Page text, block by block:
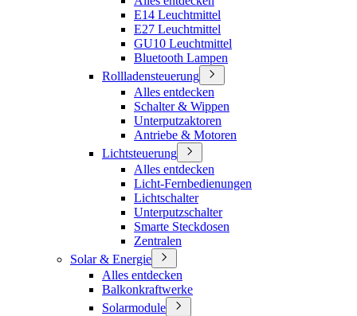
E14 Leuchtmittel
E27 Leuchtmittel
GU10 Leuchtmittel
Bluetooth Lampen
Rollladensteuerung
Alles entdecken
Schalter & Wippen
Unterputzaktoren
Antriebe & Motoren
Lichtsteuerung
Alles entdecken
Licht-Fernbedienungen
Lichtschalter
Unterputzschalter
Smarte Steckdosen
Zentralen
Solar & Energie
Alles entdecken
Balkonkraftwerke
Solarmodule